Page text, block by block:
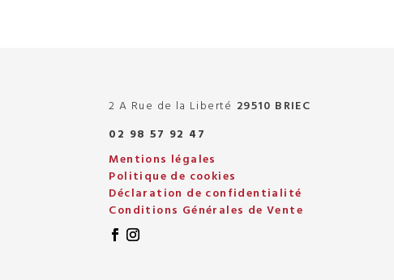
2 A Rue de la Liberté 29510 BRIEC
02 98 57 92 47
Mentions légales
Politique de cookies
Déclaration de confidentialité
Conditions Générales de Vente